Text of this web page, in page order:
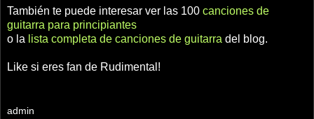
También te puede interesar ver las 100 canciones de
guitarra para principiantes
o la lista completa de canciones de guitarra del blog.
Like si eres fan de Rudimental!
admin